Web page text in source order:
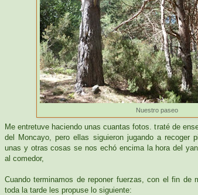
Nuestro paseo
Me entretuve haciendo unas cuantas fotos. traté de
del Moncayo, pero ellas siguieron jugando a recoger
unas y otras cosas se nos echó encima la hora del
al comedor,
Cuando terminamos de reponer fuerzas, con el fin de
toda la tarde les propuse lo siguiente: